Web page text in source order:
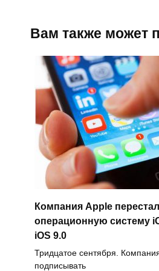
Вам также может
Компания Apple
операционную систему
iOS 9.0
Тридцатое сентября.
подписывать